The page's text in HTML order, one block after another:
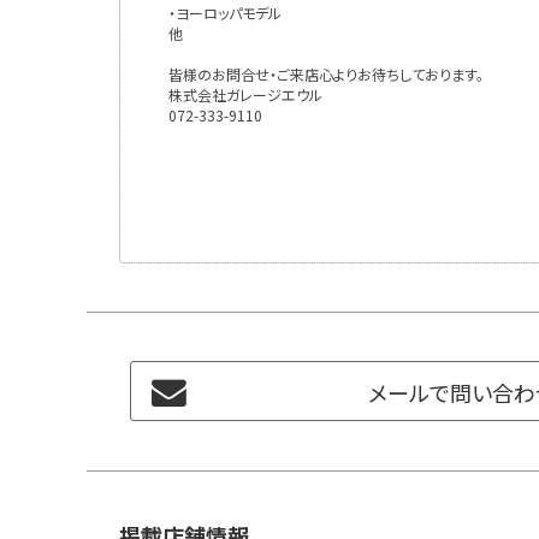
・ヨーロッパモデル
他
皆様のお問合せ・ご来店心よりお待ちしております。
株式会社ガレージエウル
072-333-9110
メールで問い合